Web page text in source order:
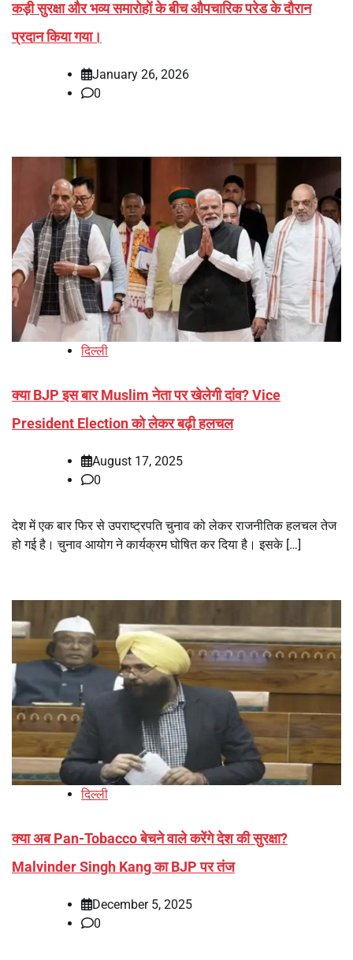
कड़ी सुरक्षा और भव्य समारोहों के बीच औपचारिक परेड के दौरान
प्रदान किया गया।
January 26, 2026
0
दिल्ली
क्या BJP इस बार Muslim नेता पर खेलेगी दांव? Vice
President Election को लेकर बढ़ी हलचल
August 17, 2025
0
देश में एक बार फिर से उपराष्ट्रपति चुनाव को लेकर राजनीतिक हलचल तेज
हो गई है। चुनाव आयोग ने कार्यक्रम घोषित कर दिया है। इसके […]
दिल्ली
क्या अब Pan-Tobacco बेचने वाले करेंगे देश की सुरक्षा?
Malvinder Singh Kang का BJP पर तंज
December 5, 2025
0